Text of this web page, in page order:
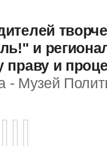
и
праву и
- Музей